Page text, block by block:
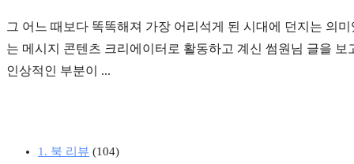
그 어느 때보다 똑똑해져 가장 어리석게 된 시대에 던지는 의미
는 메시지 콘텐츠 크리에이터로 활동하고 계신 썸원님 글을 보
인상적인 부분이 ...
1. 북 리뷰 (104)